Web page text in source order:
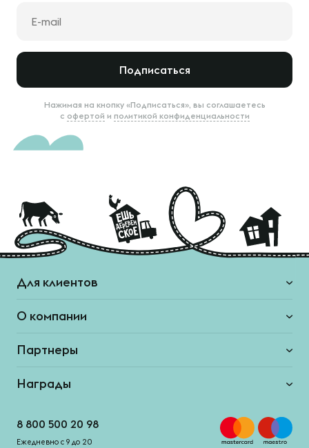
Подписаться
Нажимая на кнопку «Подписаться», вы соглашаетесь
с офертой и политикой конфиденциальности
Для клиентов
О компании
Партнеры
Награды
8 800 500 20 98
Ежедневно с 9 до 20